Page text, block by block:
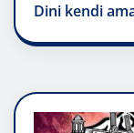
Dini kendi